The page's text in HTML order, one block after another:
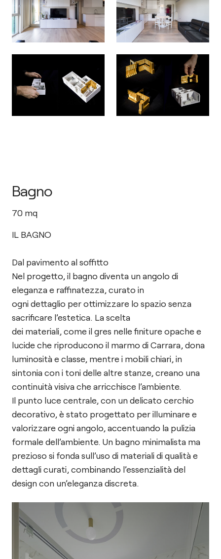
Bagno
70 mq
IL BAGNO
Dal pavimento al soffitto
Nel progetto, il bagno diventa un angolo di
eleganza e raffinatezza, curato in
ogni dettaglio per ottimizzare lo spazio senza
sacrificare l’estetica. La scelta
dei materiali, come il gres nelle finiture opache e
lucide che riproducono il marmo di Carrara, dona
luminosità e classe, mentre i mobili chiari, in
sintonia con i toni delle altre stanze, creano una
continuità visiva che arricchisce l’ambiente.
Il punto luce centrale, con un delicato cerchio
decorativo, è stato progettato per illuminare e
valorizzare ogni angolo, accentuando la pulizia
formale dell’ambiente. Un bagno minimalista ma
prezioso si fonda sull’uso di materiali di qualità e
dettagli curati, combinando l’essenzialità del
design con un’eleganza discreta.